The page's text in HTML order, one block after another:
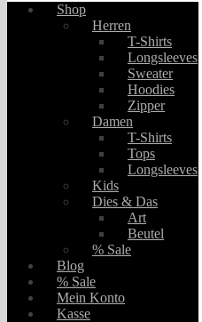
Shop
Herren
T-Shirts
Longsleeves
Sweater
Hoodies
Zipper
Damen
T-Shirts
Tops
Longsleeves
Kids
Dies & Das
Art
Beutel
% Sale
Blog
% Sale
Mein Konto
Kasse